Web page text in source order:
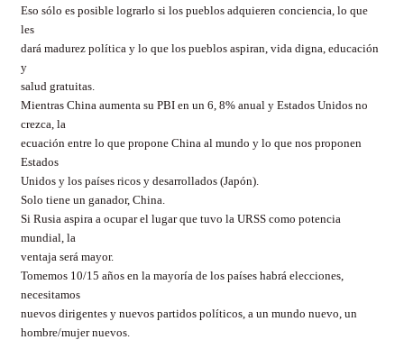
Eso sólo es posible lograrlo si los pueblos adquieren conciencia, lo que
les
dará madurez política y lo que los pueblos aspiran, vida digna, educación
y
salud gratuitas.
Mientras China aumenta su PBI en un 6, 8% anual y Estados Unidos no
crezca, la
ecuación entre lo que propone China al mundo y lo que nos proponen
Estados
Unidos y los países ricos y desarrollados (Japón).
Solo tiene un ganador, China.
Si Rusia aspira a ocupar el lugar que tuvo la URSS como potencia
mundial, la
ventaja será mayor.
Tomemos 10/15 años en la mayoría de los países habrá elecciones,
necesitamos
nuevos dirigentes y nuevos partidos políticos, a un mundo nuevo, un
hombre/mujer nuevos.